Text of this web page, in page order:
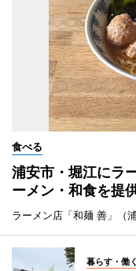
食べる
浦安市・堀江にラ
ーメン・和食を提
ラーメン店「和麺 善」（
暮らす・働く